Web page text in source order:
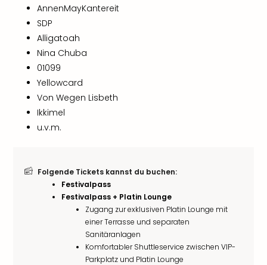
AnnenMayKantereit
SDP
Alligatoah
Nina Chuba
01099
Yellowcard
Von Wegen Lisbeth
Ikkimel
u.v.m.
Folgende Tickets kannst du buchen:
Festivalpass
Festivalpass + Platin Lounge
Zugang zur exklusiven Platin Lounge mit
einer Terrasse und separaten
Sanitäranlagen
Komfortabler Shuttleservice zwischen VIP-
Parkplatz und Platin Lounge